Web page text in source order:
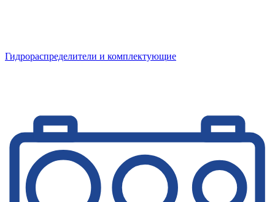
Гидрораспределители и комплектующие